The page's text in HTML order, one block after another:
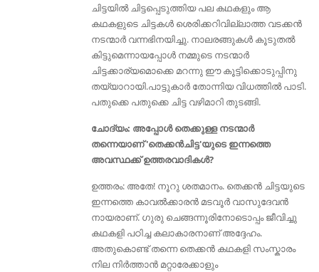
ചിട്ടയില്‍ ചിട്ടപ്പെടുത്തിയ പല കഥകളും ആ
കഥകളുടെ ചിട്ടകൾ ശെരിക്കറിവില്ലാത്ത വടക്കന്‍
നടന്മാര്‍ വന്നഭിനയിച്ചു. നാലരങ്ങുകൾ കൂടുതൽ
കിട്ടുമെന്നായപ്പോൾ നമ്മുടെ നടന്മാർ
ചിട്ടക്കാര്യമൊക്കെ മറന്നു ഈ കൂട്ടിക്കൊടുപ്പിനു
തയ്യാറായി.പാട്ടുകാര്‍ തോന്നിയ വിധത്തില്‍ പാടി.
പതുക്കെ പതുക്കെ ചിട്ട വഴിമാറി തുടങ്ങി.
ചോദ്യം: അപ്പോള്‍ തെക്കുള്ള നടന്മാർ
തന്നെയാണ് 'തെക്കൻചിട്ട'യുടെ ഇന്നത്തെ
അവസ്ഥക്ക് ഉത്തരവാദികൾ?
ഉത്തരം: അതേ! നൂറു ശതമാനം. തെക്കന്‍ ചിട്ടയുടെ
ഇന്നത്തെ കാവല്‍ക്കാരന്‍ മടവൂര്‍ വാസുദേവന്‍
നായരാണ്. ഗുരു ചെങ്ങന്നൂരിനോടൊപ്പം ജീവിച്ചു
കഥകളി പഠിച്ച കലാകാരനാണ് അദ്ദേഹം.
അതുകൊണ്ട് തന്നെ തെക്കൻ കഥകളി സംസ്കാരം
നില നിർത്താൻ മറ്റാരേക്കാളും